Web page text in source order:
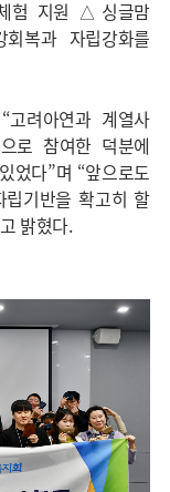
험 지원 △싱글맘
복과 자립강화를
고려아연과 계열사
로 참여한 덕분에
었다”며 “앞으로도
기반을 확고히 할
밝혔다.